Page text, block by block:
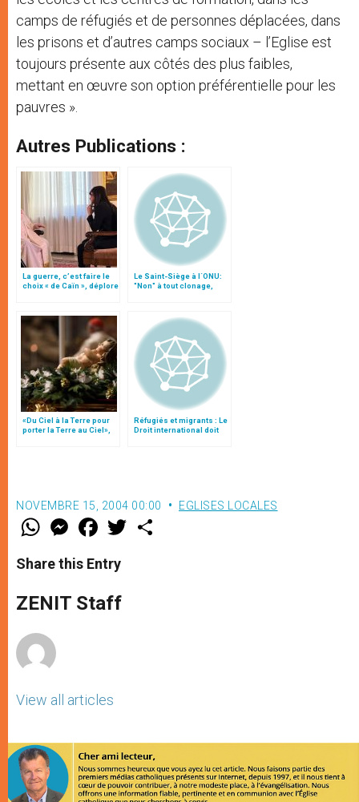
camps de réfugiés et de personnes déplacées, dans
les prisons et d’autres camps sociaux – l’Eglise est
toujours présente aux côtés des plus faibles,
mettant en œuvre son option préférentielle pour les
pauvres ».
Autres Publications :
La guerre, c’est faire le
choix « de Caïn », déplore
Le Saint-Siège à l´ONU:
"Non" à tout clonage,
«Du Ciel à la Terre pour
porter la Terre au Ciel»,
Réfugiés et migrants : Le
Droit international doit
NOVEMBRE 15, 2004 00:00 EGLISES LOCALES
W
t
s
p
p
M
e
s
e
g
e
F
a
e
b
o
k
w
Share this Entry
ZENIT Staff
View all articles